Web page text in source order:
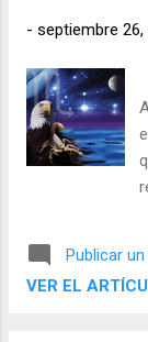
- septiembre 26,
Publicar
VER EL